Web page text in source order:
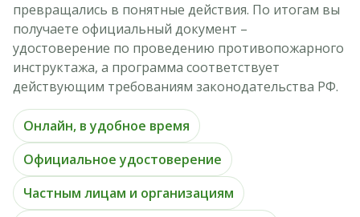
превращались в понятные действия. По итогам вы
получаете официальный документ –
удостоверение по проведению противопожарного
инструктажа, а программа соответствует
действующим требованиям законодательства РФ.
Онлайн, в удобное время
Официальное удостоверение
Частным лицам и организациям